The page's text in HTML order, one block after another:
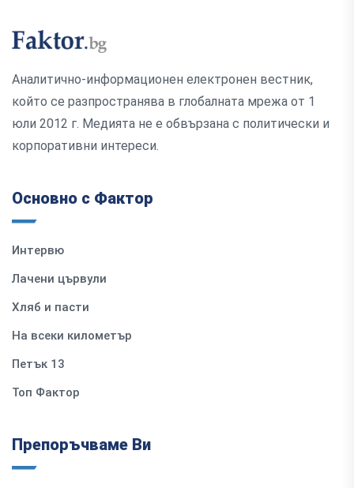
Аналитично-информационен електронен вестник,
който се разпространява в глобалната мрежа от 1
юли 2012 г. Медията не е обвързана с политически и
корпоративни интереси.
Основно с Фактор
Интервю
Лачени цървули
Хляб и пасти
На всеки километър
Петък 13
Топ Фактор
Препоръчваме Ви